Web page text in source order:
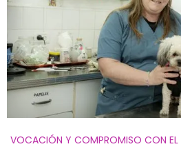
VOCACIÓN Y COMPROMISO CON EL